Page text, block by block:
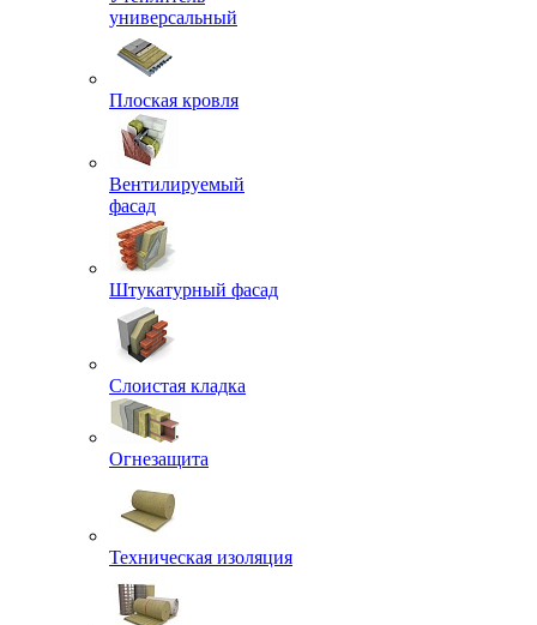
универсальный
Плоская кровля
Вентилируемый
фасад
Штукатурный фасад
Слоистая кладка
Огнезащита
Техническая изоляция